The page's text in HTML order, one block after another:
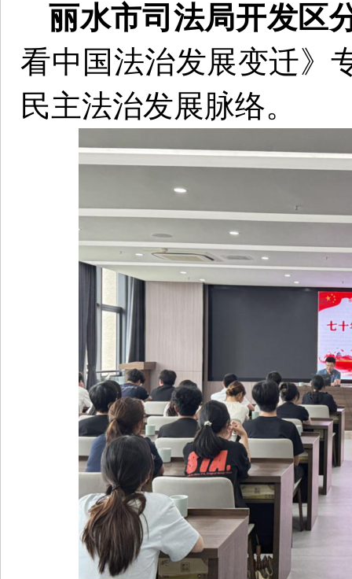
丽水市司法局开发区
看中国法治发展变迁》
民主法治发展脉络。